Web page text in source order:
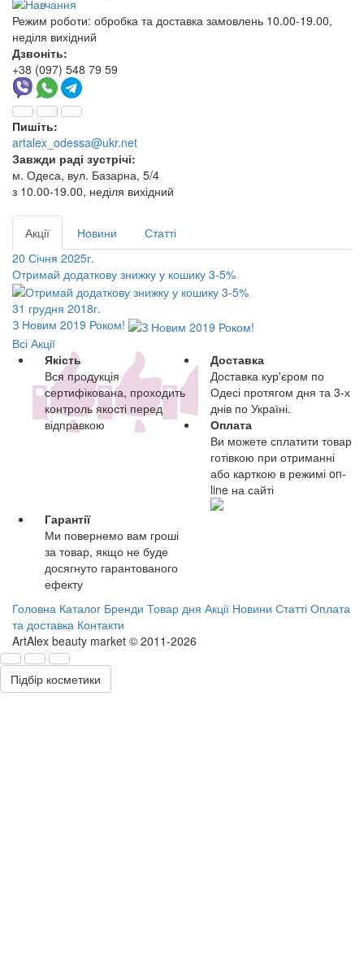
Режим роботи: обробка та доставка замовлень 10.00-19.00,
неділя вихідний
Дзвоніть:
+38 (097) 548 79 59
Пишіть:
artalex_odessa@ukr.net
Завжди раді зустрічі:
м. Одеса, вул. Базарна, 5/4
з 10.00-19.00, неділя вихідний
Акції Новини
Статті
20 Січня 2025г.
Отримай додаткову знижку у кошику 3-5%
31 грудня 2018г.
З Новим 2019 Роком!
Всі Акції
Якість
Вся продукція
сертифікована, проходить
контроль якості перед
відправкою
Доставка
Доставка кур'єром по
Одесі протягом дня та 3-х
днів по Україні.
Оплата
Ви можете сплатити товар
готівкою при отриманні
або карткою в режимі on-
line на сайті
Гарантії
Ми повернемо вам гроші
за товар, якщо не буде
досягнуто гарантованого
ефекту
Головна Каталог Бренди Товар дня Акції Новини Статті Оплата
та доставка Контакти
ArtAlex beauty market © 2011-2026
Підбір косметики